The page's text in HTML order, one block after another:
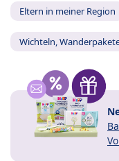
Eltern in meiner Region
Wichteln,